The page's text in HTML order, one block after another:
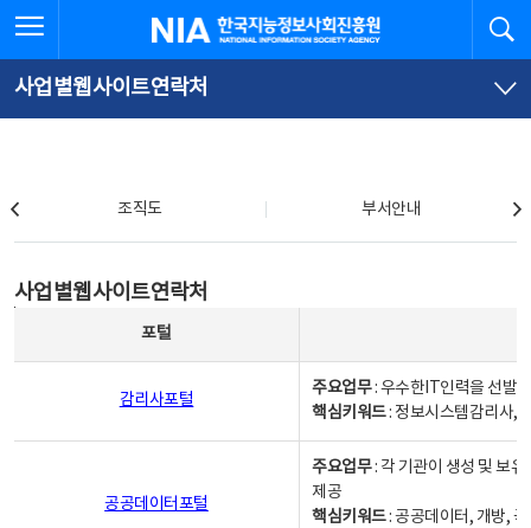
문
로
가
체
뉴
바
가
한국지능정보사회진흥원
사업별웹사이트연락처
조직도 부서안내
사업별웹사이트연락처
포털
감리사포털
주요업무: 우수한IT인력을 선발
핵심키워드: 정보시스템감리사,
공공데이터포털
주요업무: 각 기관이 생성 및 보
제공
핵심키워드: 공공데이터, 개방,